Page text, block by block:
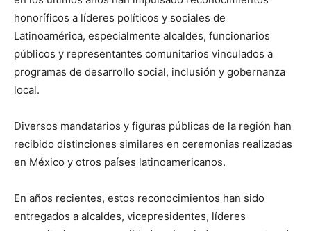
honoríficos a líderes políticos y sociales de
Latinoamérica, especialmente alcaldes, funcionarios
públicos y representantes comunitarios vinculados a
programas de desarrollo social, inclusión y gobernanza
local.
Diversos mandatarios y figuras públicas de la región han
recibido distinciones similares en ceremonias realizadas
en México y otros países latinoamericanos.
En años recientes, estos reconocimientos han sido
entregados a alcaldes, vicepresidentes, líderes